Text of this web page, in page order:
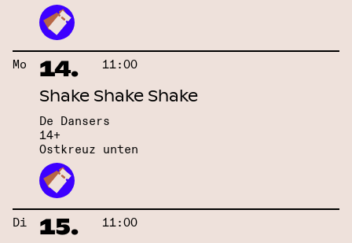
Mo 14. 11:00
Shake Shake Shake
De Dansers
14+
Ostkreuz unten
Di 15. 11:00